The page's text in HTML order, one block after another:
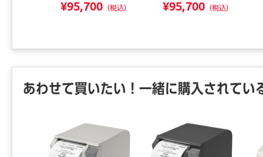
¥95,700 （税込） ¥95,700 （税込）
あわせて買いたい！一緒に購入されてい